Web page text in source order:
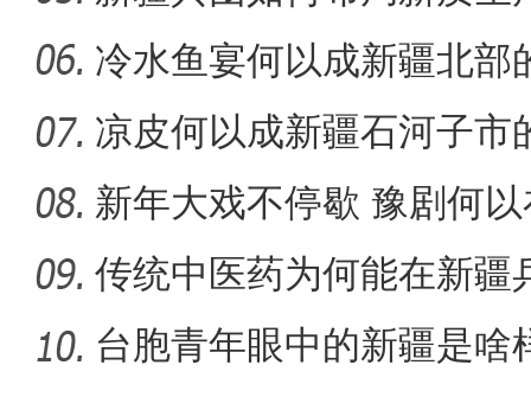
冷水鱼宴何以成新疆北部
凉皮何以成新疆石河子市
新年大戏不停歇 豫剧何
睐？
传统中医药为何能在新疆
台胞青年眼中的新疆是啥